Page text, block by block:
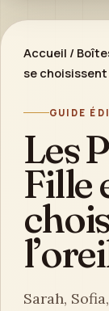
Accueil /
se choisissent
GUIDE
Les
Fille
Sarah,